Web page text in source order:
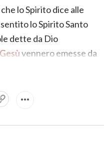
lo Spirito dice alle
sentito lo Spirito Santo
dette da Dio
Gesùvennero emesse da
Questo filmato te lo